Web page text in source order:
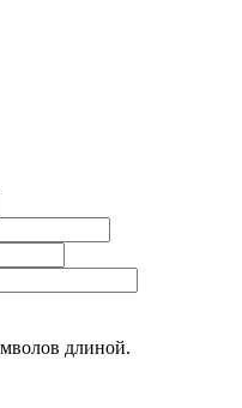
длиной.